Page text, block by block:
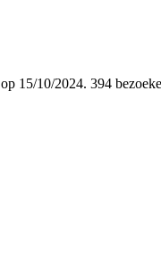
15/10/2024. 394